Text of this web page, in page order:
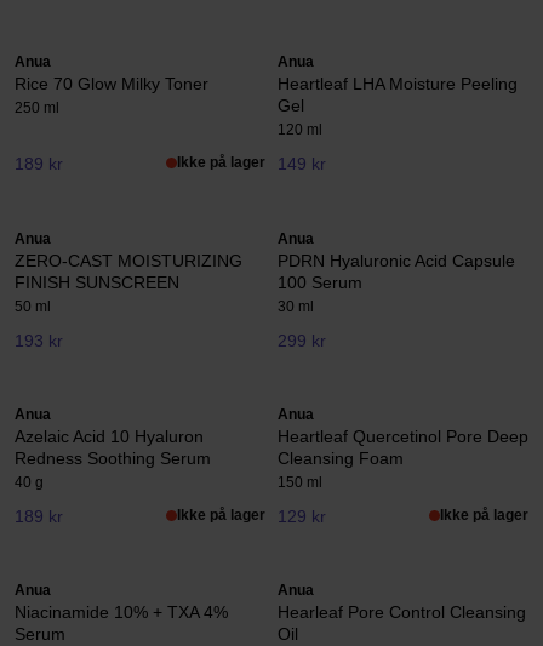
Anua
Rice 70 Glow Milky Toner
250 ml
189 kr Ikke på lager
Anua
Heartleaf LHA Moisture Peeling
Gel
120 ml
149 kr
Anua
ZERO-CAST MOISTURIZING
FINISH SUNSCREEN
50 ml
193 kr
Anua
PDRN Hyaluronic Acid Capsule
100 Serum
30 ml
299 kr
Anua
Azelaic Acid 10 Hyaluron
Redness Soothing Serum
40 g
189 kr Ikke på lager
Anua
Heartleaf Quercetinol Pore Deep
Cleansing Foam
150 ml
129 kr Ikke på lager
Anua
Niacinamide 10% + TXA 4%
Serum
Anua
Hearleaf Pore Control Cleansing
Oil